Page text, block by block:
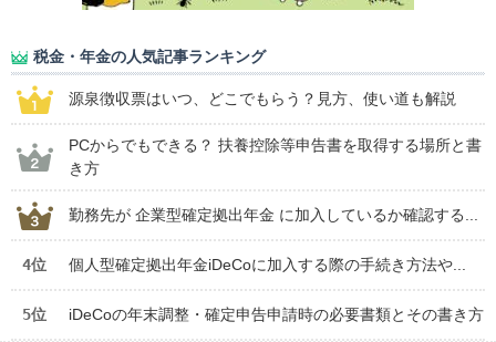
税金・年金の人気記事ランキング
源泉徴収票はいつ、どこでもらう？見方、使い道も解説
PCからでもできる？ 扶養控除等申告書を取得する場所と書
き方
勤務先が 企業型確定拠出年金 に加入しているか確認する...
4位 個人型確定拠出年金iDeCoに加入する際の手続き方法や...
5位 iDeCoの年末調整・確定申告申請時の必要書類とその書き方